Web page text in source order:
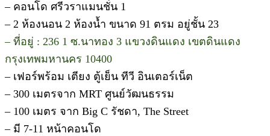
– คอนโด ศรีวราแมนชั่น 1
– 2 ห้องนอน 2 ห้องน้ำ ขนาด 91 ตรม อยู่ชั้น 23
– ที่อยู่ : 236 1 ซ.นาทอง 3 แขวงดินแดง เขตดินแดง
กรุงเทพมหานคร 10400
– เฟอร์พร้อม เตียง ตู้เย็น ทีวี อินเตอร์เน็ต
– 300 เมตรจาก MRT ศูนย์วัฒนธรรม
– 100 เมตร จาก Big C รัชดา, The Street
– มี 7-11 หน้าคอนโด